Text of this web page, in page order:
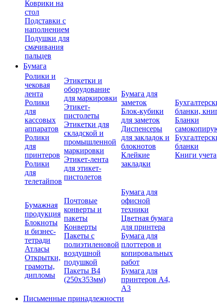
Коврики на
стол
Подставки с
наполнением
Подушки для
смачивания
пальцев
Бумага
Ролики и
чековая
лента
Ролики
для
кассовых
аппаратов
Ролики
для
принтеров
Ролики
для
телетайпов
Этикетки и
оборудование
для маркировки
Этикет-
пистолеты
Этикетки для
складской и
промышленной
маркировки
Этикет-лента
для этикет-
пистолетов
Бумага для
заметок
Блок-кубики
для заметок
Диспенсеры
для закладок и
блокнотов
Клейкие
закладки
бланки,
Бланки
бланки
Книги учета
Бумажная
продукция
Блокноты
и бизнес-
тетради
Атласы
Открытки,
грамоты,
дипломы
Почтовые
конверты и
пакеты
Конверты
Пакеты с
полиэтиленовой
воздушной
подушкой
Пакеты В4
(250х353мм)
Бумага для
офисной
техники
Цветная бумага
для принтера
Бумага для
плоттеров и
копировальных
работ
Бумага для
принтеров А4,
А3
Письменные принадлежности